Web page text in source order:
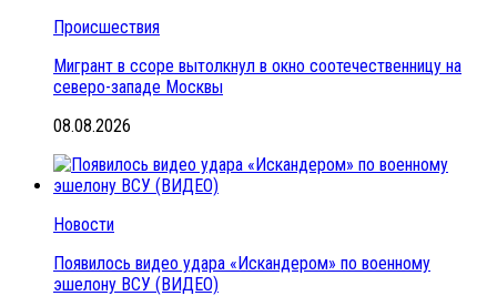
Происшествия
Мигрант в ссоре вытолкнул в окно соотечественницу на
северо-западе Москвы
08.08.2026
Новости
Появилось видео удара «Искандером» по военному
эшелону ВСУ (ВИДЕО)